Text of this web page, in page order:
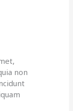
non